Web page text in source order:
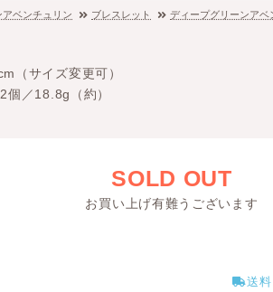
アベンチュリン ブレスレット ディープグリーンアベ
（サイズ変更可）
／18.8g（約）
SOLD OUT
お買い上げ有難うございます
送